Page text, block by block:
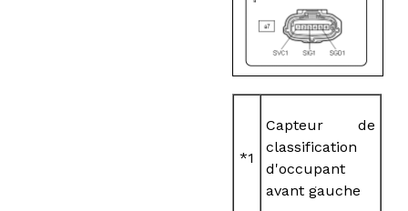
*1
Capteur de
classification
d'occupant
avant gauche